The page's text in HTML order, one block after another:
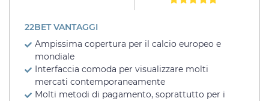
22BET VANTAGGI
Ampissima copertura per il calcio europeo e
mondiale
Interfaccia comoda per visualizzare molti
mercati contemporaneamente
Molti metodi di pagamento, soprattutto per i